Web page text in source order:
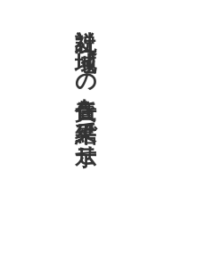
社説 地域への責任を結果で示せ